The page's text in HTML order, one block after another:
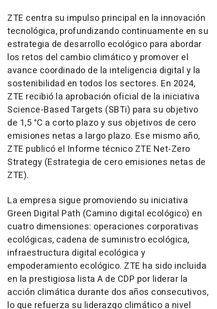
ZTE centra su impulso principal en la innovación
tecnológica, profundizando continuamente en su
estrategia de desarrollo ecológico para abordar
los retos del cambio climático y promover el
avance coordinado de la inteligencia digital y la
sostenibilidad en todos los sectores. En 2024,
ZTE recibió la aprobación oficial de la iniciativa
Science-Based Targets (SBTi) para su objetivo
de 1,5 °C a corto plazo y sus objetivos de cero
emisiones netas a largo plazo. Ese mismo año,
ZTE publicó el Informe técnico ZTE Net-Zero
Strategy (Estrategia de cero emisiones netas de
ZTE).
La empresa sigue promoviendo su iniciativa
Green Digital Path (Camino digital ecológico) en
cuatro dimensiones: operaciones corporativas
ecológicas, cadena de suministro ecológica,
infraestructura digital ecológica y
empoderamiento ecológico. ZTE ha sido incluida
en la prestigiosa lista A de CDP por liderar la
acción climática durante dos años consecutivos,
lo que refuerza su liderazgo climático a nivel